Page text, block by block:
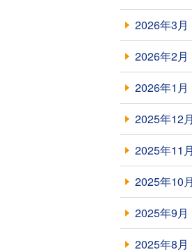
2026年3月
2026年2月
2026年1月
2025年12月
2025年11月
2025年10月
2025年9月
2025年8月